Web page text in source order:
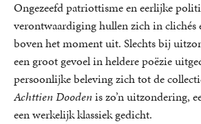
Ongezeefd patriottisme en eerlijke
verontwaardiging hullen zich in clichés
boven het moment uit. Slechts bij
een groot gevoel in heldere poëzie
persoonlijke beleving zich tot de
Achttien Doodenis zo’n uitzondering,
een werkelijk klassiek gedicht.